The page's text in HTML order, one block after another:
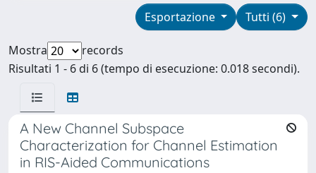
Tutti (6)
Esportazione
Mostra
records
Risultati 1 - 6 di 6 (tempo di esecuzione: 0.018 secondi).
A New Channel Subspace
Characterization for Channel Estimation
in RIS-Aided Communications